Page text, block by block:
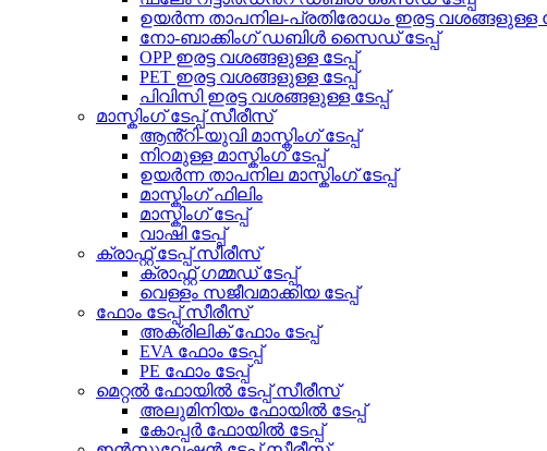
ഉയർന്ന താപനില-പ്രതിരോധം ഇരട്ട വശങ്ങളുള്ള
നോ-ബാക്കിംഗ് ഡബിൾ സൈഡ് ടേപ്പ്
OPP ഇരട്ട വശങ്ങളുള്ള ടേപ്പ്
PET ഇരട്ട വശങ്ങളുള്ള ടേപ്പ്
പിവിസി ഇരട്ട വശങ്ങളുള്ള ടേപ്പ്
മാസ്കിംഗ് ടേപ്പ് സീരീസ്
ആൻ്റി-യുവി മാസ്കിംഗ് ടേപ്പ്
നിറമുള്ള മാസ്കിംഗ് ടേപ്പ്
ഉയർന്ന താപനില മാസ്കിംഗ് ടേപ്പ്
മാസ്കിംഗ് ഫിലിം
മാസ്കിംഗ് ടേപ്പ്
വാഷി ടേപ്പ്
ക്രാഫ്റ്റ് ടേപ്പ് സീരീസ്
ക്രാഫ്റ്റ് ഗമ്മഡ് ടേപ്പ്
വെള്ളം സജീവമാക്കിയ ടേപ്പ്
ഫോം ടേപ്പ് സീരീസ്
അക്രിലിക് ഫോം ടേപ്പ്
EVA ഫോം ടേപ്പ്
PE ഫോം ടേപ്പ്
മെറ്റൽ ഫോയിൽ ടേപ്പ് സീരീസ്
അലുമിനിയം ഫോയിൽ ടേപ്പ്
കോപ്പർ ഫോയിൽ ടേപ്പ്